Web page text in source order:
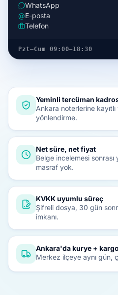
WhatsApp
@E-posta
Telefon
Pzt–Cum 09:00–18:30
Yeminli tercüman
Ankara noterlerine
yönlendirme.
Net süre, net fiyat
Belge incelemesi sonrası
masraf yok.
KVKK uyumlu süreç
Şifreli dosya, 30 gün
imkanı.
Ankara'da kurye + kargo
Merkez ilçeye aynı gün,